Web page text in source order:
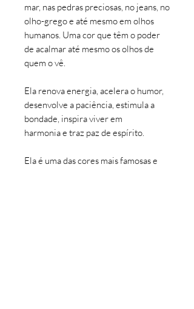
mar, nas pedras preciosas, no jeans, no
olho-grego e até mesmo em olhos
humanos. Uma cor que têm o poder
de acalmar até mesmo os olhos de
quem o vê.
Ela renova energia, acelera o humor,
desenvolve a paciência, estimula a
bondade, inspira viver em
harmonia e traz paz de espírito.
Ela é uma das cores mais famosas e